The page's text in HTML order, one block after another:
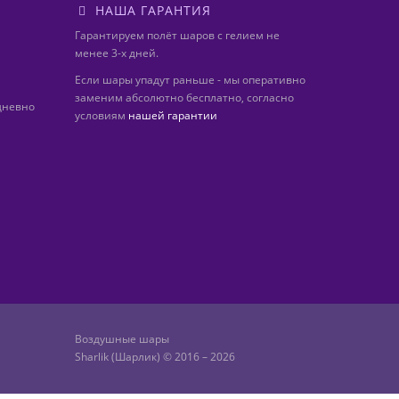
НАША ГАРАНТИЯ
Гарантируем полёт шаров с гелием не
менее 3-х дней.
Если шары упадут раньше - мы оперативно
заменим абсолютно бесплатно, согласно
условиям нашей гарантии
Воздушные шары
Sharlik (Шарлик) © 2016 – 2026